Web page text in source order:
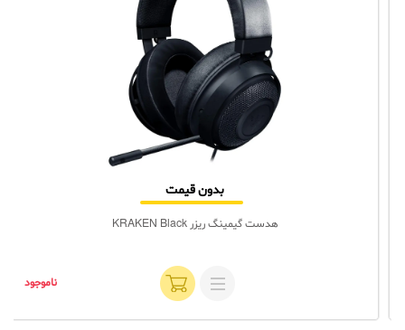
بدون قیمت
هدست گیمینگ ریزر KRAKEN Black
ناموجود